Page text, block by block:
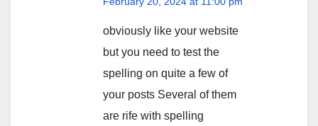
obviously like your website
but you need to test the
spelling on quite a few of
your posts Several of them
are rife with spelling